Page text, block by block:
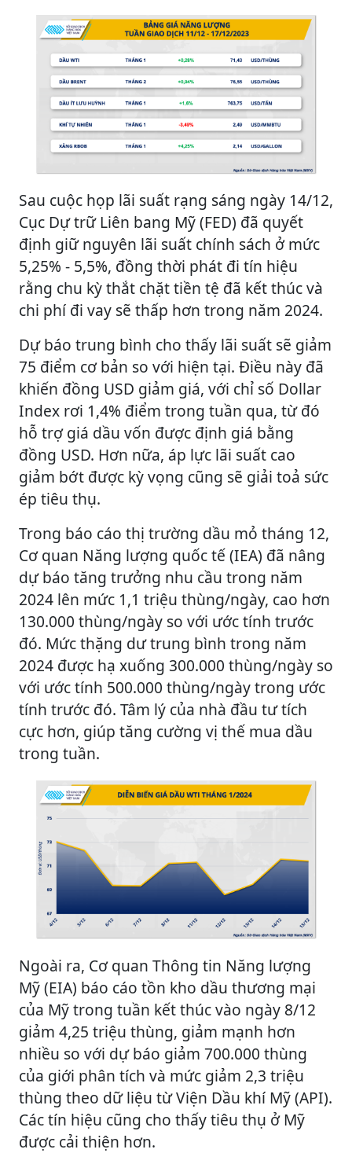
Sau cuộc họp lãi suất rạng sáng ngày 14/12,
Cục Dự trữ Liên bang Mỹ (FED) đã quyết
định giữ nguyên lãi suất chính sách ở mức
5,25% - 5,5%, đồng thời phát đi tín hiệu
rằng chu kỳ thắt chặt tiền tệ đã kết thúc và
chi phí đi vay sẽ thấp hơn trong năm 2024.
Dự báo trung bình cho thấy lãi suất sẽ giảm
75 điểm cơ bản so với hiện tại. Điều này đã
khiến đồng USD giảm giá, với chỉ số Dollar
Index rơi 1,4% điểm trong tuần qua, từ đó
hỗ trợ giá dầu vốn được định giá bằng
đồng USD. Hơn nữa, áp lực lãi suất cao
giảm bớt được kỳ vọng cũng sẽ giải toả sức
ép tiêu thụ.
Trong báo cáo thị trường dầu mỏ tháng 12,
Cơ quan Năng lượng quốc tế (IEA) đã nâng
dự báo tăng trưởng nhu cầu trong năm
2024 lên mức 1,1 triệu thùng/ngày, cao hơn
130.000 thùng/ngày so với ước tính trước
đó. Mức thặng dư trung bình trong năm
2024 được hạ xuống 300.000 thùng/ngày so
với ước tính 500.000 thùng/ngày trong ước
tính trước đó. Tâm lý của nhà đầu tư tích
cực hơn, giúp tăng cường vị thế mua dầu
trong tuần.
Ngoài ra, Cơ quan Thông tin Năng lượng
Mỹ (EIA) báo cáo tồn kho dầu thương mại
của Mỹ trong tuần kết thúc vào ngày 8/12
giảm 4,25 triệu thùng, giảm mạnh hơn
nhiều so với dự báo giảm 700.000 thùng
của giới phân tích và mức giảm 2,3 triệu
thùng theo dữ liệu từ Viện Dầu khí Mỹ (API).
Các tín hiệu cũng cho thấy tiêu thụ ở Mỹ
được cải thiện hơn.